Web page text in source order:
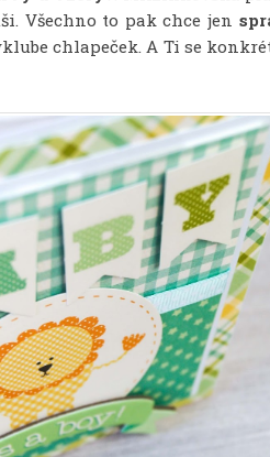
Všechno to pak chce jen
chlapeček. A Ti se